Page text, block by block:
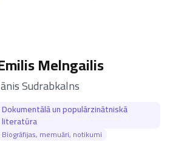
Melngailis
Sudrabkalns
Dokumentālā un populārzinātniskā
literatūra
Biogrāfijas, memuāri, notikumi